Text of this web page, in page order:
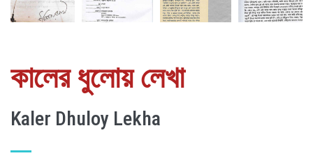
কালের ধুলোয় লেখা
Kaler Dhuloy Lekha